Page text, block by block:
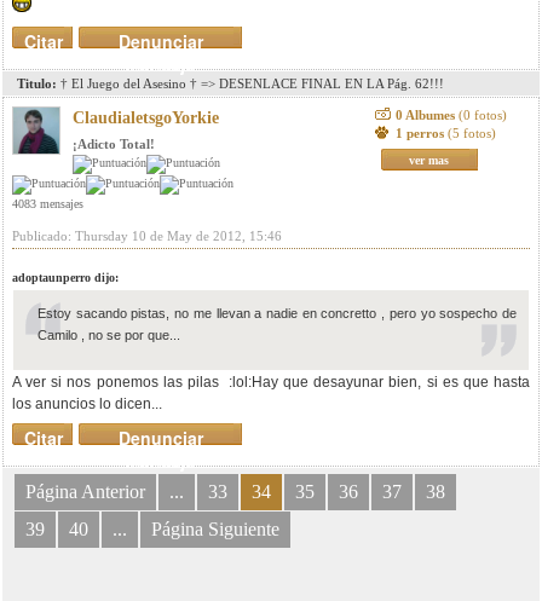
Denunciar
mensaje
Citar
Titulo: † El Juego del Asesino † => DESENLACE FINAL EN LA Pág. 62!!!
ClaudialetsgoYorkie
¡Adicto Total!
4083 mensajes
0 Albumes (0 fotos)
1 perros (5 fotos)
ver mas
Publicado: Thursday 10 de May de 2012, 15:46
adoptaunperro dijo:
Estoy sacando pistas, no me llevan a nadie en concretto , pero yo sospecho de
Camilo , no se por que...
A ver si nos ponemos las pilas :lol:Hay que desayunar bien, si es que hasta
los anuncios lo dicen...
Denunciar
mensaje
Citar
Página Anterior ... 33 34 35 36 37
38
39
40 ... Página Siguiente